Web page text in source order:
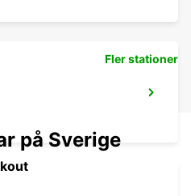
Fler stationer
på Sverige